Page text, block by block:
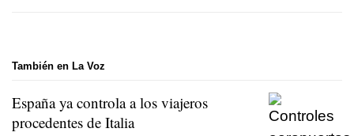
También en La Voz
España ya controla a los viajeros
procedentes de Italia